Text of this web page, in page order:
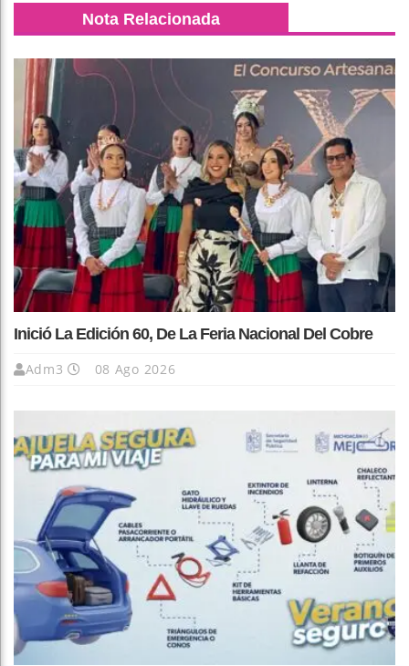
Nota Relacionada
Inició La Edición 60, De La Feria Nacional Del Cobre
Adm3 08 Ago 2026